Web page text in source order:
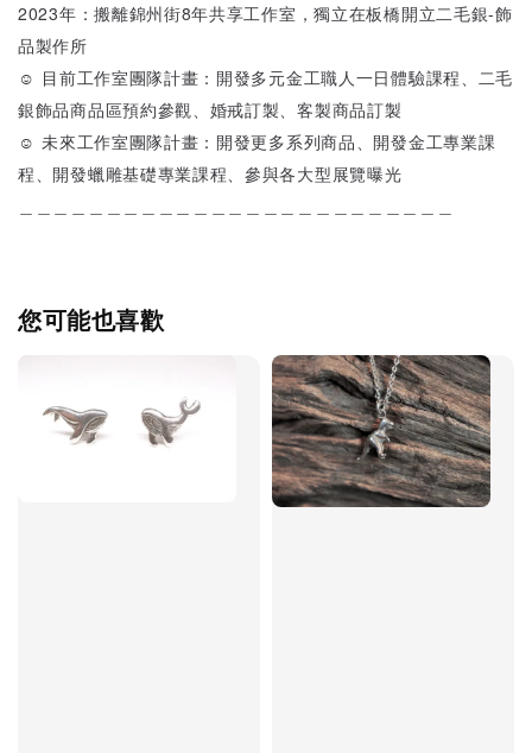
2023年：搬離錦州街8年共享工作室，獨立在板橋開立二毛銀-飾
品製作所
☺ 目前工作室團隊計畫：開發多元金工職人一日體驗課程、二毛
銀飾品商品區預約參觀、婚戒訂製、客製商品訂製
☺ 未來工作室團隊計畫：開發更多系列商品、開發金工專業課
程、開發蠟雕基礎專業課程、參與各大型展覽曝光
您可能也喜歡